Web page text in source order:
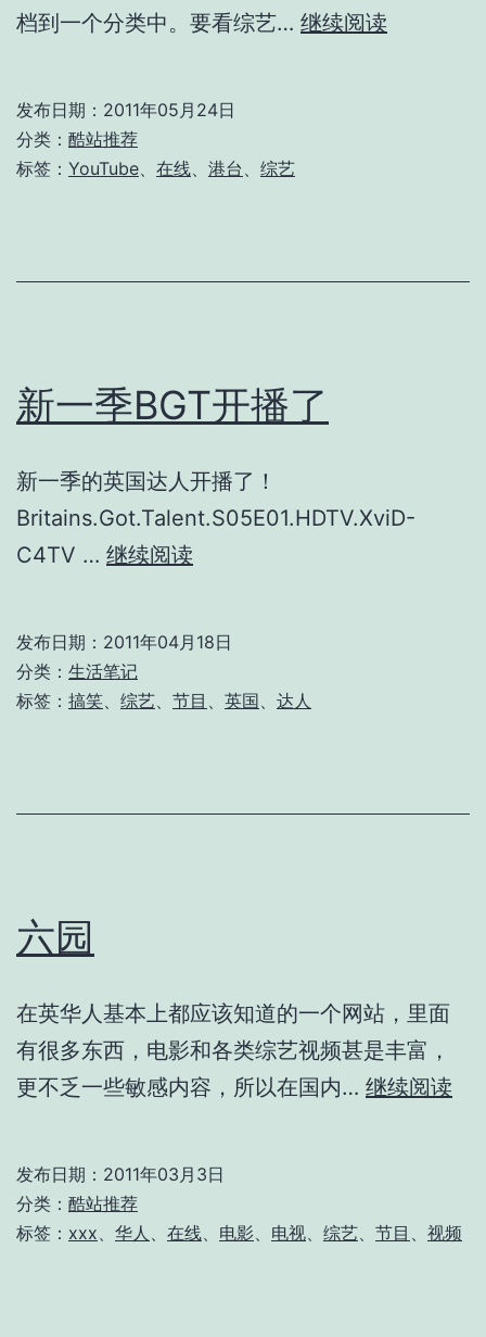
档到一个分类中。要看综艺… 继续阅读
发布日期： 2011年05月24日
分类： 酷站推荐
标签： YouTube 在线 港台 综艺
新一季BGT开播了
新一季的英国达人开播了！
Britains.Got.Talent.S05E01.HDTV.XviD-
C4TV … 继续阅读
开
发布日期： 2011年04月18日
分类： 生活笔记
标签： 搞笑 综艺 节目 英国 达人
六园
在英华人基本上都应该知道的一个网站，里面
有很多东西，电影和各类综艺视频甚是丰富，
更不乏一些敏感内容，所以在国内… 继续阅读
发布日期： 2011年03月3日
分类： 酷站推荐
标签： xxx 华人 在线 电影 电视 综艺 节目 视频